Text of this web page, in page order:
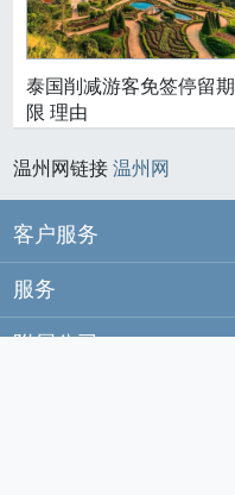
泰国削减游客免签停留期
限 理由
温州网链接温州网
客户服务
服务
附属公司